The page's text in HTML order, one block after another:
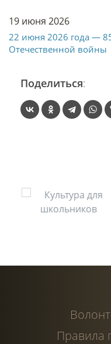
19 июня 2026
22 июня 2026 года —
Отечественной войны
Поделиться:
Правила